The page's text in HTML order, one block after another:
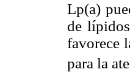
Lp(a)
de
favorece
para la